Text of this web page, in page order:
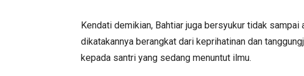
Kendati demikian, Bahtiar juga bersyukur tidak
dikatakannya berangkat dari keprihatinan dan
kepada santri yang sedang menuntut ilmu.